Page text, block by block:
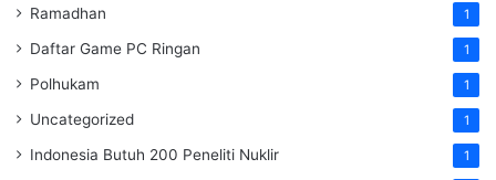
Ramadhan 1
Daftar Game PC Ringan 1
Polhukam 1
Uncategorized 1
Indonesia Butuh 200 Peneliti Nuklir 1